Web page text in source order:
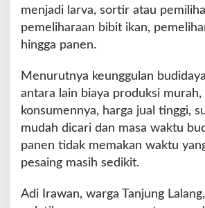
menjadi larva, sortir atau
pemeliharaan bibit ikan,
hingga panen.
Menurutnya keunggulan
antara lain biaya produksi murah,
konsumennya, harga jual tinggi,
mudah dicari dan masa waktu
panen tidak memakan waktu
pesaing masih sedikit.
Adi Irawan, warga Tanjung